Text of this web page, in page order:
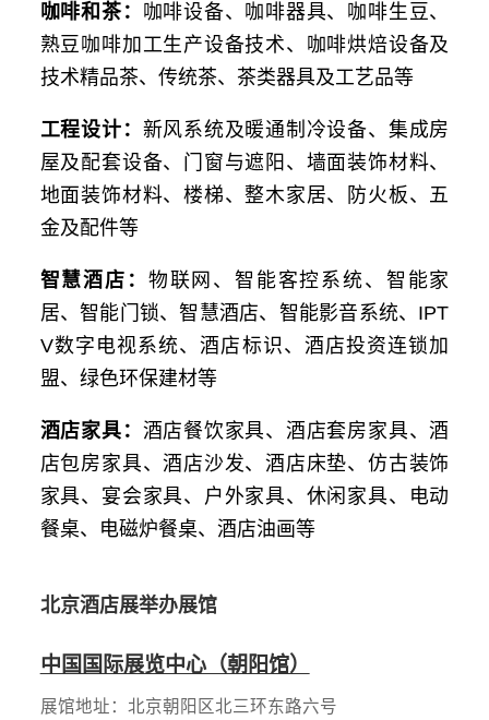
咖啡和茶： 咖啡设备、咖啡器具、咖啡生豆、
熟豆咖啡加工生产设备技术、咖啡烘焙设备及
技术精品茶、传统茶、茶类器具及工艺品等
工程设计： 新风系统及暖通制冷设备、集成房
屋及配套设备、门窗与遮阳、墙面装饰材料、
地面装饰材料、楼梯、整木家居、防火板、五
金及配件等
智慧酒店： 物联网、智能客控系统、智能家
居、智能门锁、智慧酒店、智能影音系统、IPT
V数字电视系统、酒店标识、酒店投资连锁加
盟、绿色环保建材等
酒店家具： 酒店餐饮家具、酒店套房家具、酒
店包房家具、酒店沙发、酒店床垫、仿古装饰
家具、宴会家具、户外家具、休闲家具、电动
餐桌、电磁炉餐桌、酒店油画等
北京酒店展举办展馆
中国国际展览中心（朝阳馆）
展馆地址：北京朝阳区北三环东路六号